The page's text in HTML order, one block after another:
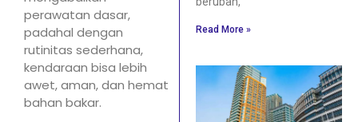
perawatan dasar,
padahal dengan
rutinitas sederhana,
kendaraan bisa lebih
awet, aman, dan hemat
bahan bakar.
Read More »